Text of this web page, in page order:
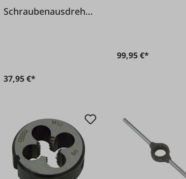
Schraubenausdreher
37,95 €*
99,95 €*